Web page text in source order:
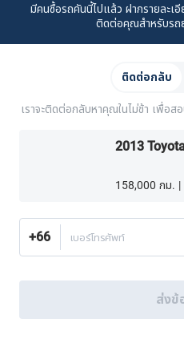
มีคนซื้อรถคันนี้ไปแล้ว ฝากรายละเ
ติดต่อคุณสำหรับรถ
ติดต่อกลับ
เราจะติดต่อกลับหาคุณในไม่ช้า เพื่อ
158,000 กม.
+66 เบอร์โทรศัพท์
ส่งข้
เรื่องราวของเรา
ซื้อรถจาก CARSOME
บทความ
การแจ้งเบาะแส
ร่วมงานกับเรา
Partner Websites
หรือโทร 02-026-1188
ประเทศไทย
© 2016-2025 CARSOME